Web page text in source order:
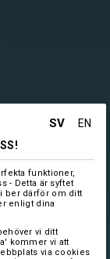
SV
EN
funktioner,
- Detta är syftet
ber därför om ditt
enligt dina
vi ditt
kommer vi att
via cookies